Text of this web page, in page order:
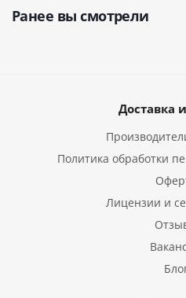
Ранее вы смотрели
Доставка
Политика обработки
Лицензии и